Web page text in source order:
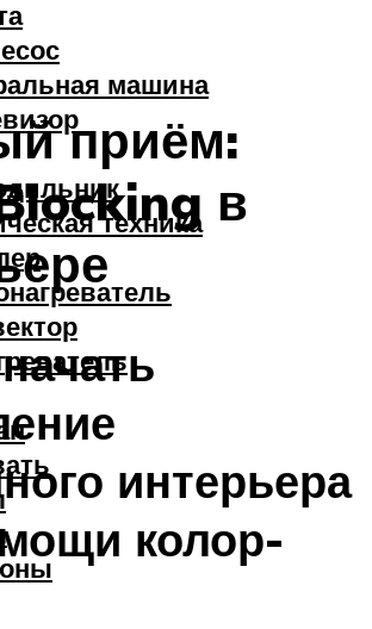
машина
техника
приём:
в
интерьера
колор-